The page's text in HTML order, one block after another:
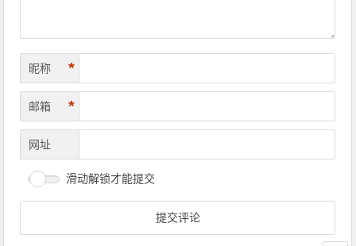
昵称 *
邮箱 *
网址
滑动解锁才能提交